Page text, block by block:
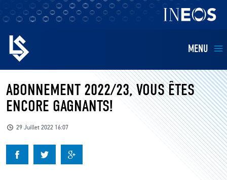
MENU
EQUIPES
BILLETTERIE
KIDS
ABONNEMENT 2022/23, VOUS ÊTES
ENCORE GAGNANTS!
29 Juillet 2022 16:07